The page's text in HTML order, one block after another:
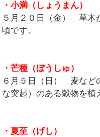
・小満（しょうまん）
５月２０日（金） 草木
頃です。
・芒種（ぼうしゅ）
６月５日（日） 麦など
な突起）のある穀物を植
・夏至（げし）